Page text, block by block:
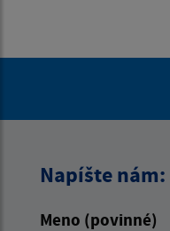
Napíšte nám:
Meno (povinné)